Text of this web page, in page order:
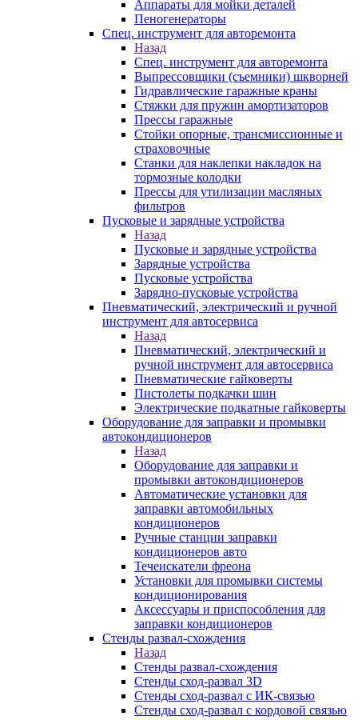
Аппараты для мойки деталей
Пеногенераторы
Спец. инструмент для авторемонта
Назад
Спец. инструмент для авторемонта
Выпрессовщики (съемники) шкворней
Гидравлические гаражные краны
Стяжки для пружин амортизаторов
Прессы гаражные
Стойки опорные, трансмиссионные и
страховочные
Станки для наклепки накладок на
тормозные колодки
Прессы для утилизации масляных
фильтров
Пусковые и зарядные устройства
Назад
Пусковые и зарядные устройства
Зарядные устройства
Пусковые устройства
Зарядно-пусковые устройства
Пневматический, электрический и ручной
инструмент для автосервиса
Назад
Пневматический, электрический и
ручной инструмент для автосервиса
Пневматические гайковерты
Пистолеты подкачки шин
Электрические подкатные гайковерты
Оборудование для заправки и промывки
автокондиционеров
Назад
Оборудование для заправки и
промывки автокондиционеров
Автоматические установки для
заправки автомобильных
кондиционеров
Ручные станции заправки
кондиционеров авто
Течеискатели фреона
Установки для промывки системы
кондиционирования
Аксессуары и приспособления для
заправки кондиционеров
Стенды развал-схождения
Назад
Стенды развал-схождения
Стенды сход-развал 3D
Стенды сход-развал с ИК-связью
Стенды сход-развал с кордовой связью